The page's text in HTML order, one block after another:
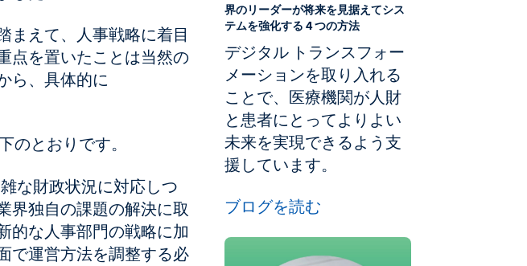
まえて、人事戦略に着目
点を置いたことは当然の
ら、具体的に
とおりです。
な財政状況に対応しつ
界独自の課題の解決に取
的な人事部門の戦略に加
で運営方法を調整する必
界のリーダーが将来を見据えてシス
テムを強化する 4 つの方法
デジタル トランスフォー
メーションを取り入れる
ことで、医療機関が人財
と患者にとってよりよい
未来を実現できるよう支
援しています。
ブログを読む